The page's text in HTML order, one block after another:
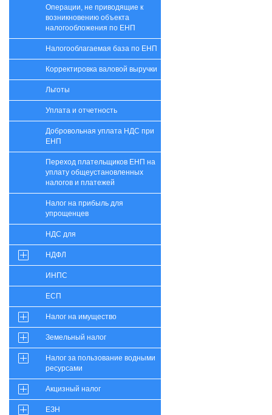
Операции, не приводящие к
возникновению объекта
налогообложения по ЕНП
Налогооблагаемая база по ЕНП
Корректировка валовой выручки
Льготы
Уплата и отчетность
Добровольная уплата НДС при
ЕНП
Переход плательщиков ЕНП на
уплату общеустановленных
налогов и платежей
Налог на прибыль для
упрощенцев
НДС для
НДФЛ
ИНПС
ЕСП
Налог на имущество
Земельный налог
Налог за пользование водными
ресурсами
Акцизный налог
ЕЗН